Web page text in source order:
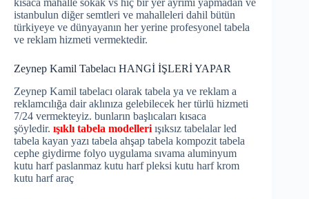
kısaca mahalle sokak vs hiç bir yer ayrımı yapmadan ve
istanbulun diğer semtleri ve mahalleleri dahil bütün
türkiyeye ve dünyayanın her yerine profesyonel tabela
ve reklam hizmeti vermektedir.
Zeynep Kamil Tabelacı HANGİ İŞLERİ YAPAR
Zeynep Kamil tabelacı olarak tabela ya ve reklam a
reklamcılığa dair aklınıza gelebilecek her türlü hizmeti
7/24 vermekteyiz. bunların başlıcaları kısaca
şöyledir. ışıklı tabela modelleri ışıksız tabelalar led
tabela kayan yazı tabela ahşap tabela kompozit tabela
cephe giydirme folyo uygulama sıvama aluminyum
kutu harf paslanmaz kutu harf pleksi kutu harf krom
kutu harf araç